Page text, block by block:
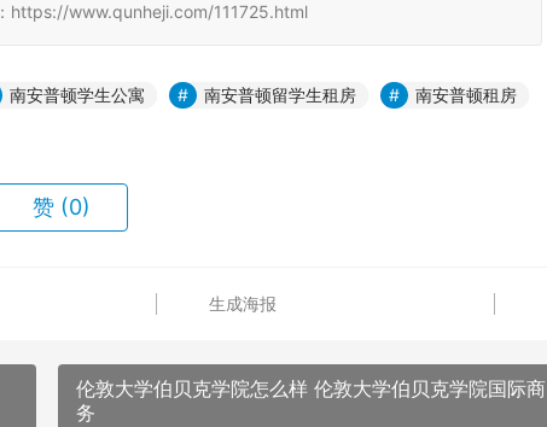
https://www.qunheji.com/111725.html
南安普顿学生公寓 南安普顿留学生租房
南安普顿租房
赞 (0)
生成海报
伦敦大学伯贝克学院怎么样 伦敦大学伯贝克学院国际商
务